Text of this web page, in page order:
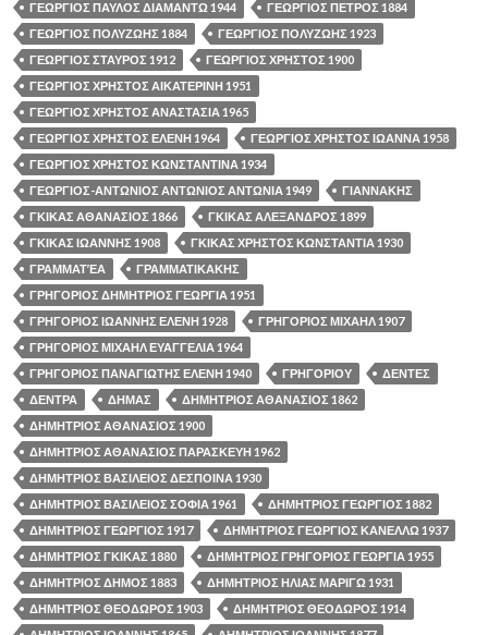
ΓΕΩΡΓΙΟΣ ΠΑΥΛΟΣ ΔΙΑΜΑΝΤΩ 1944
ΓΕΩΡΓΙΟΣ ΠΕΤΡΟΣ 1884
ΓΕΩΡΓΙΟΣ ΠΟΛΥΖΩΗΣ 1884
ΓΕΩΡΓΙΟΣ ΠΟΛΥΖΩΗΣ 1923
ΓΕΩΡΓΙΟΣ ΣΤΑΥΡΟΣ 1912
ΓΕΩΡΓΙΟΣ ΧΡΗΣΤΟΣ 1900
ΓΕΩΡΓΙΟΣ ΧΡΗΣΤΟΣ ΑΙΚΑΤΕΡΙΝΗ 1951
ΓΕΩΡΓΙΟΣ ΧΡΗΣΤΟΣ ΑΝΑΣΤΑΣΙΑ 1965
ΓΕΩΡΓΙΟΣ ΧΡΗΣΤΟΣ ΕΛΕΝΗ 1964
ΓΕΩΡΓΙΟΣ ΧΡΗΣΤΟΣ ΙΩΑΝΝΑ 1958
ΓΕΩΡΓΙΟΣ ΧΡΗΣΤΟΣ ΚΩΝΣΤΑΝΤΙΝΑ 1934
ΓΕΩΡΓΙΟΣ-ΑΝΤΩΝΙΟΣ ΑΝΤΩΝΙΟΣ ΑΝΤΩΝΙΑ 1949
ΓΙΑΝΝΑΚΗΣ
ΓΚΙΚΑΣ ΑΘΑΝΑΣΙΟΣ 1866
ΓΚΙΚΑΣ ΑΛΕΞΑΝΔΡΟΣ 1899
ΓΚΙΚΑΣ ΙΩΑΝΝΗΣ 1908
ΓΚΙΚΑΣ ΧΡΗΣΤΟΣ ΚΩΝΣΤΑΝΤΙΑ 1930
ΓΡΑΜΜΑΤΈΑ
ΓΡΑΜΜΑΤΙΚΑΚΗΣ
ΓΡΗΓΟΡΙΟΣ ΔΗΜΗΤΡΙΟΣ ΓΕΩΡΓΙΑ 1951
ΓΡΗΓΟΡΙΟΣ ΙΩΑΝΝΗΣ ΕΛΕΝΗ 1928
ΓΡΗΓΟΡΙΟΣ ΜΙΧΑΗΛ 1907
ΓΡΗΓΟΡΙΟΣ ΜΙΧΑΗΛ ΕΥΑΓΓΕΛΙΑ 1964
ΓΡΗΓΟΡΙΟΣ ΠΑΝΑΓΙΩΤΗΣ ΕΛΕΝΗ 1940
ΓΡΗΓΟΡΙΟΥ
ΔΕΝΤΕΣ
ΔΕΝΤΡΑ
ΔΗΜΑΣ
ΔΗΜΗΤΡΙΟΣ ΑΘΑΝΑΣΙΟΣ 1862
ΔΗΜΗΤΡΙΟΣ ΑΘΑΝΑΣΙΟΣ 1900
ΔΗΜΗΤΡΙΟΣ ΑΘΑΝΑΣΙΟΣ ΠΑΡΑΣΚΕΥΗ 1962
ΔΗΜΗΤΡΙΟΣ ΒΑΣΙΛΕΙΟΣ ΔΕΣΠΟΙΝΑ 1930
ΔΗΜΗΤΡΙΟΣ ΒΑΣΙΛΕΙΟΣ ΣΟΦΙΑ 1961
ΔΗΜΗΤΡΙΟΣ ΓΕΩΡΓΙΟΣ 1882
ΔΗΜΗΤΡΙΟΣ ΓΕΩΡΓΙΟΣ 1917
ΔΗΜΗΤΡΙΟΣ ΓΕΩΡΓΙΟΣ ΚΑΝΕΛΛΩ 1937
ΔΗΜΗΤΡΙΟΣ ΓΚΙΚΑΣ 1880
ΔΗΜΗΤΡΙΟΣ ΓΡΗΓΟΡΙΟΣ ΓΕΩΡΓΙΑ 1955
ΔΗΜΗΤΡΙΟΣ ΔΗΜΟΣ 1883
ΔΗΜΗΤΡΙΟΣ ΗΛΙΑΣ ΜΑΡΙΓΩ 1931
ΔΗΜΗΤΡΙΟΣ ΘΕΟΔΩΡΟΣ 1903
ΔΗΜΗΤΡΙΟΣ ΘΕΟΔΩΡΟΣ 1914